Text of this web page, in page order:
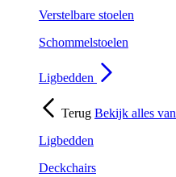
Verstelbare stoelen
Schommelstoelen
Ligbedden
Terug Bekijk alles van
Ligbedden
Deckchairs